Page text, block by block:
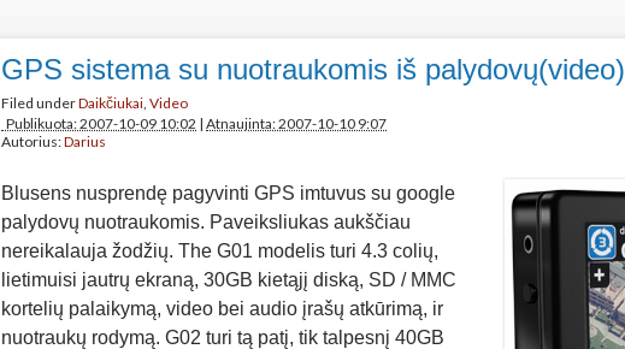
GPS sistema su nuotraukomis iš palydovų(video)
Filed underDaikčiukai, Video
Publikuota: 2007-10-09 10:02 | Atnaujinta: 2007-10-10 9:07
Autorius:Darius
Blusens nusprendę pagyvinti GPS imtuvus su google
palydovų nuotraukomis. Paveiksliukas aukščiau
nereikalauja žodžių. The G01 modelis turi 4.3 colių,
lietimuisi jautrų ekraną, 30GB kietąjį diską, SD / MMC
kortelių palaikymą, video bei audio įrašų atkūrimą, ir
nuotraukų rodymą. G02 turi tą patį, tik talpesnį 40GB